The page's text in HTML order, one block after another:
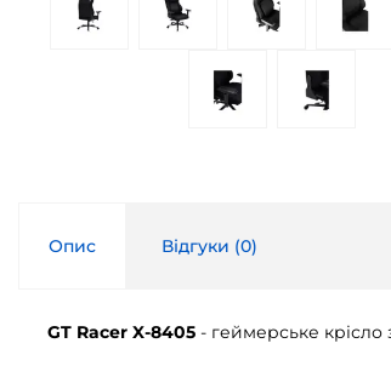
Опис Відгуки (0)
GT Racer X-8405 - геймерське крісло